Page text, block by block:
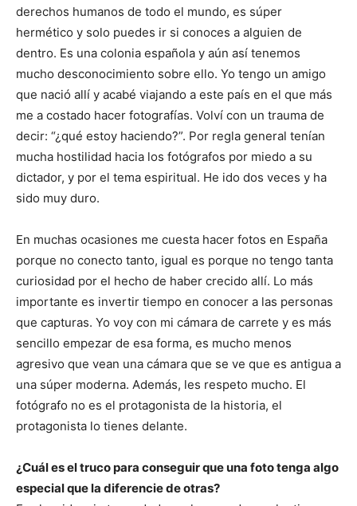
derechos humanos de todo el mundo, es súper
hermético y solo puedes ir si conoces a alguien de
dentro. Es una colonia española y aún así tenemos
mucho desconocimiento sobre ello. Yo tengo un amigo
que nació allí y acabé viajando a este país en el que más
me a costado hacer fotografías. Volví con un trauma de
decir: “¿qué estoy haciendo?”. Por regla general tenían
mucha hostilidad hacia los fotógrafos por miedo a su
dictador, y por el tema espiritual. He ido dos veces y ha
sido muy duro.
En muchas ocasiones me cuesta hacer fotos en España
porque no conecto tanto, igual es porque no tengo tanta
curiosidad por el hecho de haber crecido allí. Lo más
importante es invertir tiempo en conocer a las personas
que capturas. Yo voy con mi cámara de carrete y es más
sencillo empezar de esa forma, es mucho menos
agresivo que vean una cámara que se ve que es antigua a
una súper moderna. Además, les respeto mucho. El
fotógrafo no es el protagonista de la historia, el
protagonista lo tienes delante.
¿Cuál es el truco para conseguir que una foto tenga algo
especial que la diferencie de otras?